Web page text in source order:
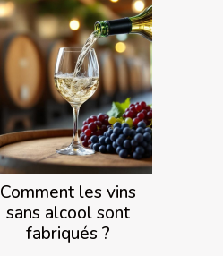
Comment les vins
sans alcool sont
fabriqués ?